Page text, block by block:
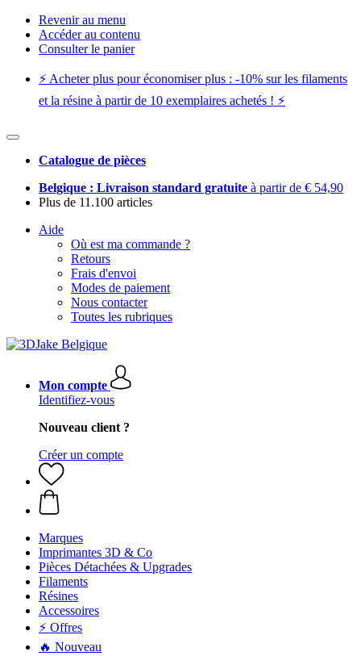
Revenir au menu
Accéder au contenu
Consulter le panier
⚡️ Acheter plus pour économiser plus : -10% sur les filaments
et la résine à partir de 10 exemplaires achetés ! ⚡️
Catalogue de pièces
Belgique : Livraison standard gratuite à partir de € 54,90
Plus de 11.100 articles
Aide
Où est ma commande ?
Retours
Frais d'envoi
Modes de paiement
Nous contacter
Toutes les rubriques
Mon compte
Identifiez-vous
Nouveau client ?
Créer un compte
Marques
Imprimantes 3D & Co
Pièces Détachées & Upgrades
Filaments
Résines
Accessoires
⚡ Offres
🔥 Nouveau